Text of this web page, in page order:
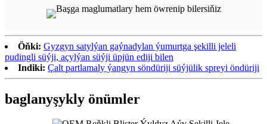
Öňki: Gyzgyn satylýan gaýnadylan ýumurtga şekilli jeleli
pudingli süýji, açylýan süýji üpjün ediji bilen
Indiki: Çalt partlamaly ýangyn söndüriji süýjülik spreyi öndüriji
baglanyşykly önümler